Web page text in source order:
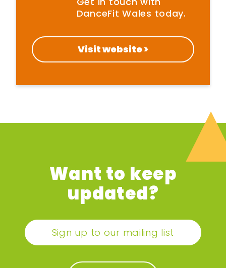
DanceFit Wales today.
Visit website >
Want to keep
updated?
Sign up to our mailing list